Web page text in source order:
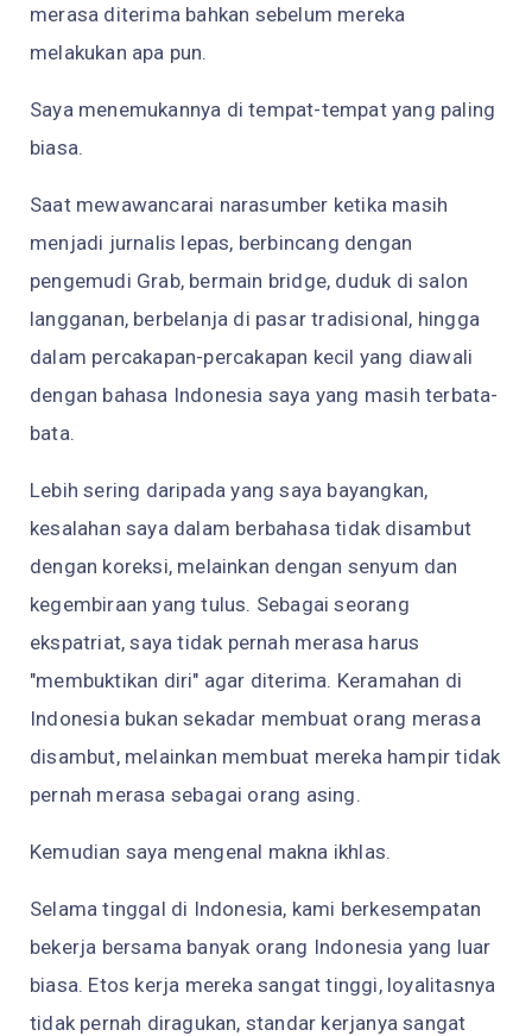
merasa diterima bahkan sebelum mereka
melakukan apa pun.
Saya menemukannya di tempat-tempat yang paling
biasa.
Saat mewawancarai narasumber ketika masih
menjadi jurnalis lepas, berbincang dengan
pengemudi Grab, bermain bridge, duduk di salon
langganan, berbelanja di pasar tradisional, hingga
dalam percakapan-percakapan kecil yang diawali
dengan bahasa Indonesia saya yang masih terbata-
bata.
Lebih sering daripada yang saya bayangkan,
kesalahan saya dalam berbahasa tidak disambut
dengan koreksi, melainkan dengan senyum dan
kegembiraan yang tulus. Sebagai seorang
ekspatriat, saya tidak pernah merasa harus
"membuktikan diri" agar diterima. Keramahan di
Indonesia bukan sekadar membuat orang merasa
disambut, melainkan membuat mereka hampir tidak
pernah merasa sebagai orang asing.
Kemudian saya mengenal makna ikhlas.
Selama tinggal di Indonesia, kami berkesempatan
bekerja bersama banyak orang Indonesia yang luar
biasa. Etos kerja mereka sangat tinggi, loyalitasnya
tidak pernah diragukan, standar kerjanya sangat